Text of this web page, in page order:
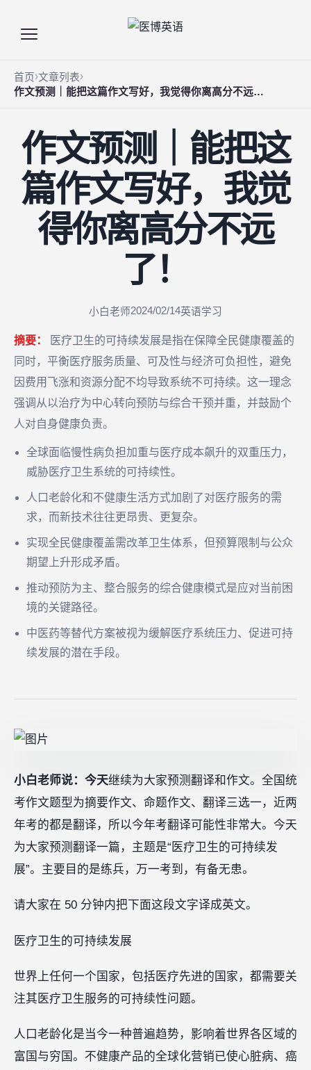
首页 文章列表
作文预测｜能把这篇作文写好，我觉得你离高分不远了！
作文预测｜能把这
篇作文写好，我觉
得你离高分不远
了！
小白老师2024/02/14英语学习
摘要：
医疗卫生的可持续发展是指在保障全民健康覆盖的
同时，平衡医疗服务质量、可及性与经济可负担性，避免
因费用飞涨和资源分配不均导致系统不可持续。这一理念
强调从以治疗为中心转向预防与综合干预并重，并鼓励个
人对自身健康负责。
全球面临慢性病负担加重与医疗成本飙升的双重压力，
威胁医疗卫生系统的可持续性。
人口老龄化和不健康生活方式加剧了对医疗服务的需
求，而新技术往往更昂贵、更复杂。
实现全民健康覆盖需改革卫生体系，但预算限制与公众
期望上升形成矛盾。
推动预防为主、整合服务的综合健康模式是应对当前困
境的关键路径。
中医药等替代方案被视为缓解医疗系统压力、促进可持
续发展的潜在手段。
小白老师说：今天继续为大家预测翻译和作文。全国统
考作文题型为摘要作文、命题作文、翻译三选一，近两
年考的都是翻译，所以今年考翻译可能性非常大。今天
为大家预测翻译一篇，主题是“医疗卫生的可持续发
展”。主要目的是练兵，万一考到，有备无患。
请大家在 50 分钟内把下面这段文字译成英文。
医疗卫生的可持续发展
世界上任何一个国家，包括医疗先进的国家，都需要关
注其医疗卫生服务的可持续性问题。
人口老龄化是当今一种普遍趋势，影响着世界各区域的
富国与穷国。不健康产品的全球化营销已使心脏病、癌